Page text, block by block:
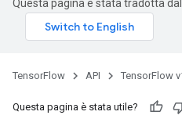
Questa pagina è stata tradotta
TensorFlow API TensorFlow
Questa pagina è stata utile?